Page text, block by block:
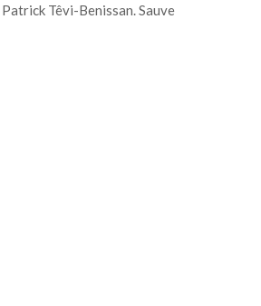
Têvi-Benissan. Sauve